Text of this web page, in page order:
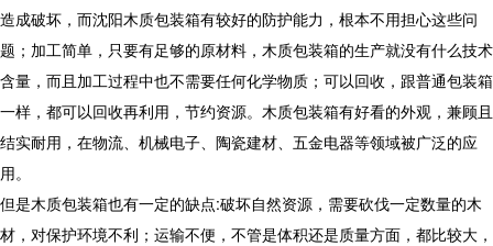
造成破坏，而沈阳木质包装箱有较好的防护能力，根本不用担心这些问
题；加工简单，只要有足够的原材料，木质包装箱的生产就没有什么技术
含量，而且加工过程中也不需要任何化学物质；可以回收，跟普通包装箱
一样，都可以回收再利用，节约资源。木质包装箱有好看的外观，兼顾且
结实耐用，在物流、机械电子、陶瓷建材、五金电器等领域被广泛的应
用。
但是木质包装箱也有一定的缺点:破坏自然资源，需要砍伐一定数量的木
材，对保护环境不利；运输不便，不管是体积还是质量方面，都比较大，